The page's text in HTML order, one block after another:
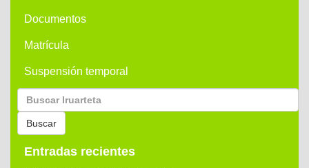
Documentos
Matrícula
Suspensión temporal
Buscar
por:
Buscar
Entradas recientes